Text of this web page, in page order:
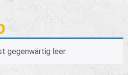
gegenwärtig leer.